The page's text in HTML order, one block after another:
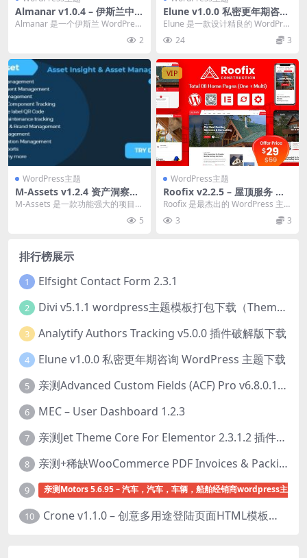
Almanar v1.0.4 – 伊斯兰中心
WordPress 主题下载
Almanar 是一个伊斯兰 WordPress
2
Elune v1.0.0 私密更年期咨询
WordPress 主题下载
Elune 是一款设计精良的 WordPres
s 主题，专为更年期顾问、女性健
康...24 3
WordPress主题
M-Assets v1.2.4 资产洞察与
资产管理PHP源码下载
M-Assets 是一款功能强大的项目管
5
VIP
WordPress主题
Roofix v2.2.5 – 屋顶服务 Wo
rdPress 主题下载
Roofix 是最杰出的 WordPress 主题
3 3
排行榜展示
1 Elfsight Contact Form 2.3.1
2 Divi v5.1.1 wordpress主题模板打包下载（Theme + Builder+ Extra Theme + Templates + Layouts + PSD）
3 Analytify Authors Tracking v5.0.0 插件破解版下载
4 Elune v1.0.0 私密更年期咨询 WordPress 主题下载
5 亲测Advanced Custom Fields (ACF) Pro v6.8.0.1 + Advanced Custom Fields: Extended PRO v0.9.2.3 | 网站开发自定义字段插件下载
6 MEC – User Dashboard 1.2.3
7 亲测Jet Theme Core For Elementor 2.3.1.2 插件下载
8 亲测+稀缺WooCommerce PDF Invoices & Packing Slips Professional v2.20.0 + Templates v2.25.1 [by WpOverNight] WooCommerce PDF 发票和装箱单插件下载
9 亲测Motors 5.6.95 – 汽车，汽车，车辆，船舶经销商wordpress主题下
10 Crone v1.1.0 – 创意多用途登陆页面HTML模板下载